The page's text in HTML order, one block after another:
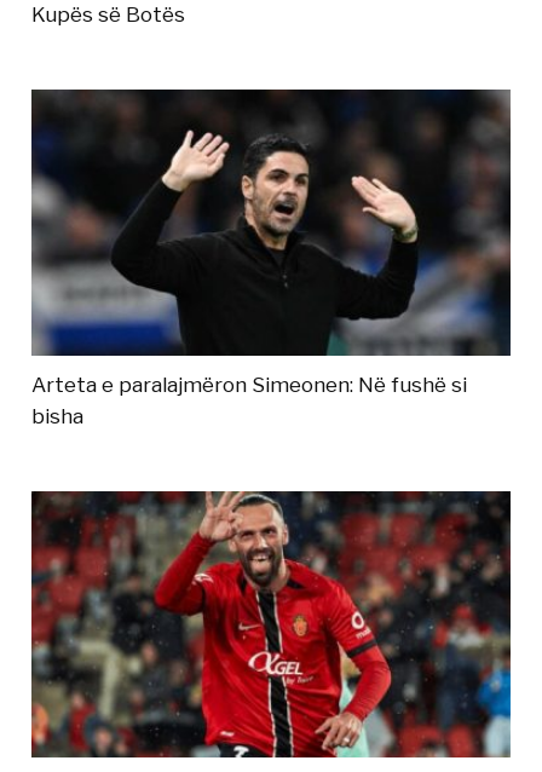
Kupës së Botës
Arteta e paralajmëron Simeonen: Në fushë si
bisha